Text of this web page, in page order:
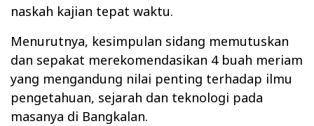
naskah kajian tepat waktu.
Menurutnya, kesimpulan sidang memutuskan
dan sepakat merekomendasikan 4 buah meriam
yang mengandung nilai penting terhadap ilmu
pengetahuan, sejarah dan teknologi pada
masanya di Bangkalan.